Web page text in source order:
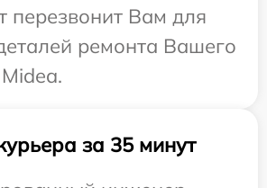
перезвонит Вам для
ремонта Вашего
за 35 минут